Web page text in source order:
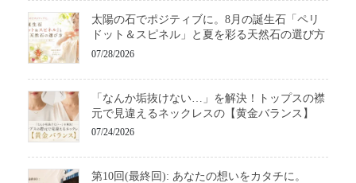
太陽の石でポジティブに。8月の誕生石「ペリ
ドット＆スピネル」と夏を彩る天然石の選び方
07/28/2026
「なんか垢抜けない…」を解決！トップスの襟
元で見違えるネックレスの【黄金バランス】
07/24/2026
第10回(最終回): あなたの想いをカタチに。